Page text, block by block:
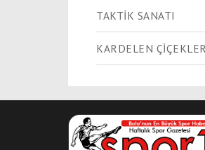
TAKTİK SANATI
KARDELEN